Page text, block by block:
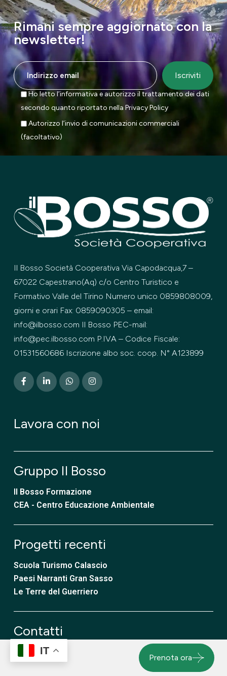
Prenota ora
Rimani sempre aggiornato con la
newsletter!
Ho letto l’informativa e autorizzo il trattamento dei dati
secondo quanto riportato nella Privacy Policy
Autorizzo l’invio di comunicazioni commerciali
(facoltativo)
Il Bosso Società Cooperativa Via Capodacqua,7 –
67022 Capestrano(Aq) c/o Centro Turistico e
Formativo Valle del Tirino Numero unico 0859808009,
giorni e orari Fax: 0859090305 – email:
info@ilbosso.com Il Bosso PEC-mail:
info@pec.ilbosso.com P.IVA – Codice Fiscale:
01531560686 Iscrizione albo soc. coop. N° A123899
Lavora con noi
Gruppo Il Bosso
Il Bosso Formazione
CEA - Centro Educazione Ambientale
Progetti recenti
Scuola Turismo Calascio
Paesi Narranti Gran Sasso
Le Terre del Guerriero
Contatti
+39 085 9808009
IT